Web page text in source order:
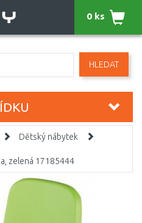
HLEDAT
0 ks
Dětský nábytek
zelená 17185444